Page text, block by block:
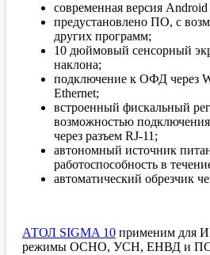
современная версия Android
предустановлено ПО, с
других программ;
10 дюймовый сенсорный
наклона;
подключение к ОФД через
Ethernet;
встроенный фискальный
возможностью
через разъем RJ-11;
автономный источник
работоспособность в
автоматический обрезчик
АТОЛ SIGMA 10 применим для
режимы ОСНО, УСН, ЕНВД и